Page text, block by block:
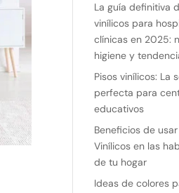
La guía definitiva
vinílicos para
clínicas en 2025:
higiene y
Pisos vinílicos: La
perfecta para
educativos
Beneficios de
Vinílicos en las
de tu hogar
Ideas de colores